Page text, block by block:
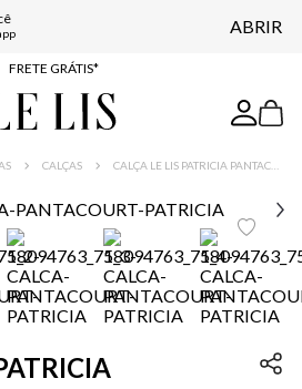
ABRIR
EXPRESSA*
FRETE GRÁTIS*
BAIXE O APP
CALÇAS